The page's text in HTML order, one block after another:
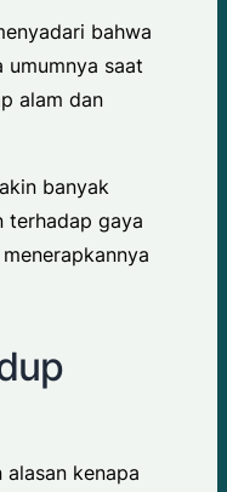
bahwa
umumnya saat
alam dan
banyak
terhadap gaya
kenapa